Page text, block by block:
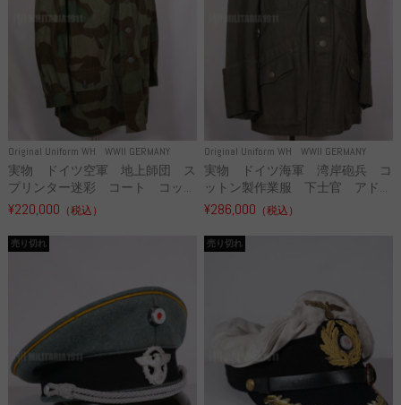
Original Uniform WH WWII GERMANY
実物 ドイツ空軍 地上師団 ス
プリンター迷彩 コート コッ...
¥220,000 （税込）
Original Uniform WH WWII GERMANY
実物 ドイツ海軍 湾岸砲兵 コ
ットン製作業服 下士官 アド...
¥286,000 （税込）
売り切れ 売り切れ